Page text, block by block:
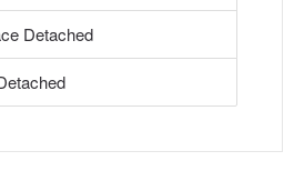
Detached